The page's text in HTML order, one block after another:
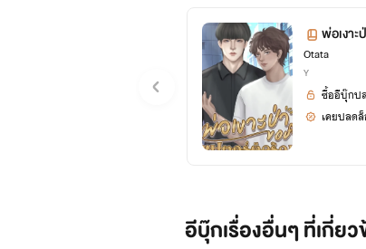
พ่อเงา
Otata
Y
ซื้ออีบุ๊กป
เคยปลด
อีบุ๊กเรื่องอื่นๆ ที่เกี่ยว